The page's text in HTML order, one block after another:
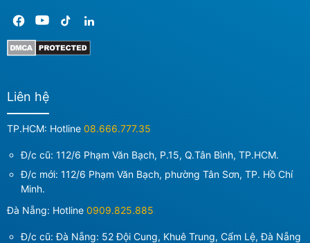
Liên hệ
TP.HCM: Hotline 08.666.777.35
Đ/c cũ: 112/6 Phạm Văn Bạch, P.15, Q.Tân Bình, TP.HCM.
Đ/c mới: 112/6 Phạm Văn Bạch, phường Tân Sơn, TP. Hồ Chí
Minh.
Đà Nẵng: Hotline 0909.825.885
Đ/c cũ: Đà Nẵng: 52 Đội Cung, Khuê Trung, Cẩm Lệ, Đà Nẵng